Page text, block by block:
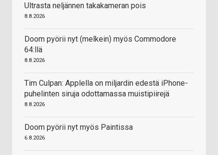
Ultrasta neljännen takakameran pois
8.8.2026
Doom pyörii nyt (melkein) myös Commodore
64:llä
8.8.2026
Tim Culpan: Applella on miljardin edestä iPhone-
puhelinten siruja odottamassa muistipiirejä
8.8.2026
Doom pyörii nyt myös Paintissa
6.8.2026